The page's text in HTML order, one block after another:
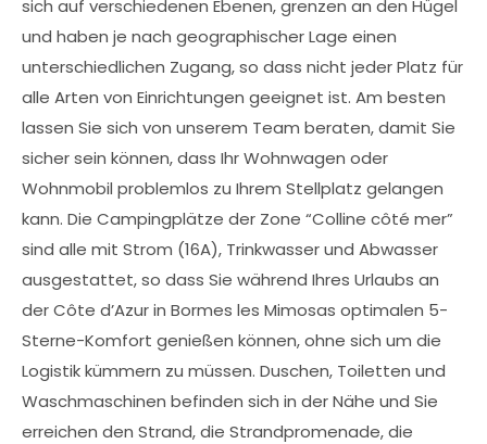
sich auf verschiedenen Ebenen, grenzen an den Hügel
und haben je nach geographischer Lage einen
unterschiedlichen Zugang, so dass nicht jeder Platz für
alle Arten von Einrichtungen geeignet ist. Am besten
lassen Sie sich von unserem Team beraten, damit Sie
sicher sein können, dass Ihr Wohnwagen oder
Wohnmobil problemlos zu Ihrem Stellplatz gelangen
kann. Die Campingplätze der Zone “Colline côté mer”
sind alle mit Strom (16A), Trinkwasser und Abwasser
ausgestattet, so dass Sie während Ihres Urlaubs an
der Côte d’Azur in Bormes les Mimosas optimalen 5-
Sterne-Komfort genießen können, ohne sich um die
Logistik kümmern zu müssen. Duschen, Toiletten und
Waschmaschinen befinden sich in der Nähe und Sie
erreichen den Strand, die Strandpromenade, die